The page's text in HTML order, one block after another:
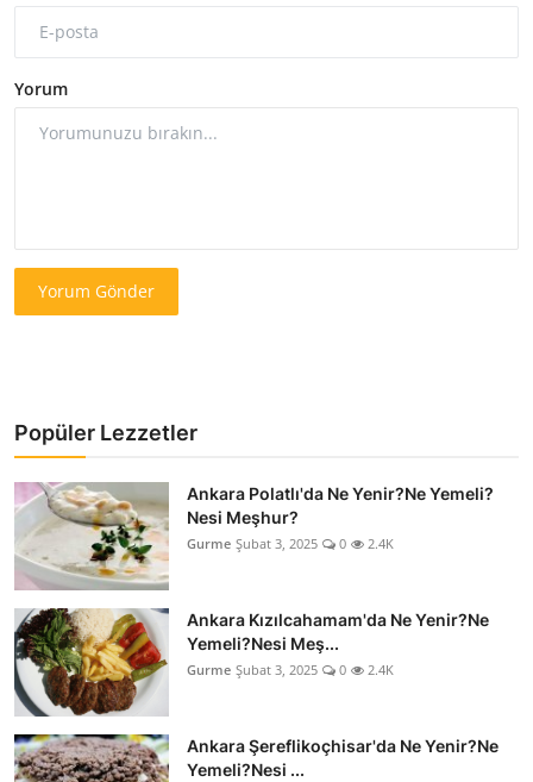
Yorum
Yorum Gönder
Popüler Lezzetler
Ankara Polatlı'da Ne Yenir?Ne Yemeli?
Nesi Meşhur?
Gurme Şubat 3, 2025 0 2.4K
Ankara Kızılcahamam'da Ne Yenir?Ne
Yemeli?Nesi Meş...
Gurme Şubat 3, 2025 0 2.4K
Ankara Şereflikoçhisar'da Ne Yenir?Ne
Yemeli?Nesi ...